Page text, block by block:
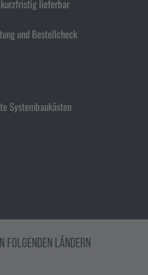
lieferbar
und Bestellcheck
Systembaukästen
FOLGENDEN LÄNDERN